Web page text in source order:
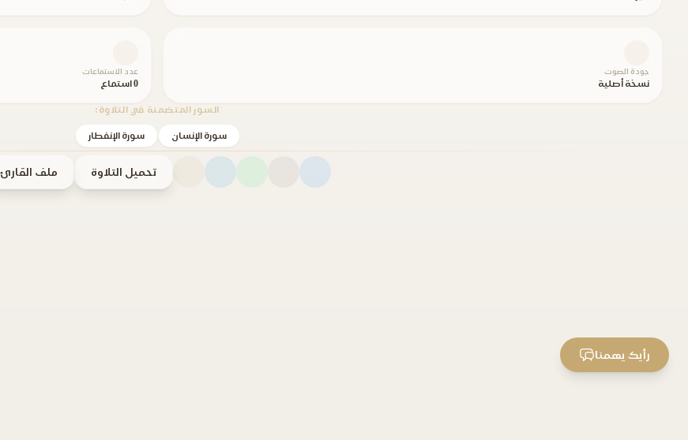
جودة الصوت
نسخة أصلية
عدد الاستماعات
0 استماع
السور المتضمنة في التلاوة:
سورة الإنسان سورة الإنفطار
تحميل التلاوة ملف القارئ
رأيك يهمنا